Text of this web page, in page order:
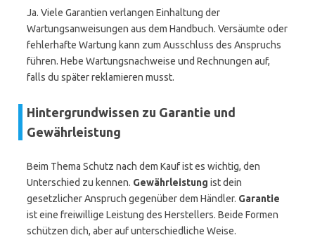
Ja. Viele Garantien verlangen Einhaltung der
Wartungsanweisungen aus dem Handbuch. Versäumte oder
fehlerhafte Wartung kann zum Ausschluss des Anspruchs
führen. Hebe Wartungsnachweise und Rechnungen auf,
falls du später reklamieren musst.
Hintergrundwissen zu Garantie und
Gewährleistung
Beim Thema Schutz nach dem Kauf ist es wichtig, den
Unterschied zu kennen. Gewährleistung ist dein
gesetzlicher Anspruch gegenüber dem Händler. Garantie
ist eine freiwillige Leistung des Herstellers. Beide Formen
schützen dich, aber auf unterschiedliche Weise.